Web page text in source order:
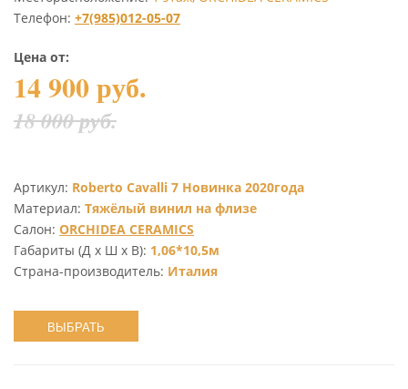
Телефон: +7(985)012-05-07
Цена от:
14 900 руб.
18 000 руб.
Артикул: Roberto Cavalli 7 Новинка 2020года
Материал: Тяжёлый винил на флизе
Салон: ORCHIDEA CERAMICS
Габариты (Д х Ш х В): 1,06*10,5м
Страна-производитель: Италия
ВЫБРАТЬ